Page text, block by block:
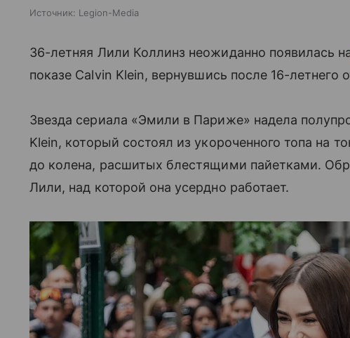
Источник: Legion-Media
36-летняя Лили Коллинз неожиданно появилась
показе Calvin Klein, вернувшись после 16-летнего
Звезда сериала «Эмили в Париже» надела
Klein, который состоял из укороченного топа на
до колена, расшитых блестящими пайетками.
Лили, над которой она усердно работает.